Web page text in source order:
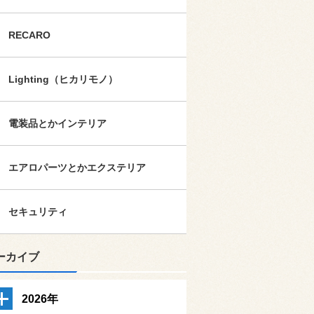
RECARO
Lighting（ヒカリモノ）
電装品とかインテリア
エアロパーツとかエクステリア
セキュリティ
カイブ
2026年